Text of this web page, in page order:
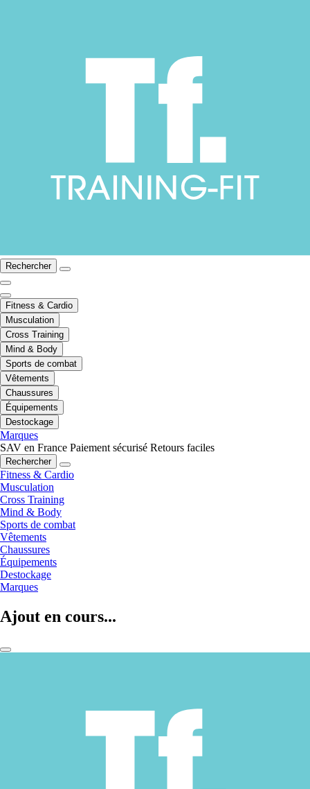
Rechercher
Fitness & Cardio
Musculation
Cross Training
Mind & Body
Sports de combat
Vêtements
Chaussures
Équipements
Destockage
Marques
SAV en France Paiement sécurisé Retours faciles
Rechercher
Fitness & Cardio
Musculation
Cross Training
Mind & Body
Sports de combat
Vêtements
Chaussures
Équipements
Destockage
Marques
Ajout en cours...